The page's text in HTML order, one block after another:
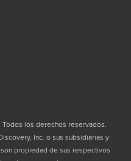
los derechos reservados.
Inc. o sus subsidiarias y
propiedad de sus respectivos